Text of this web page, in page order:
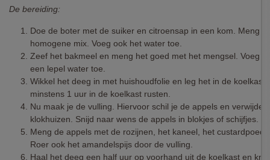
De bereiding:
Doe de boter met de suiker en citroensap in een kom. Meng
homogene mix. Voeg ook het water toe.
Zeef het bakmeel en meng het goed met het mengsel. Voeg
een lepel water toe.
Wikkel het deeg in met huishoudfolie en leg het in de
minstens 1 uur in de koelkast rusten.
Nu maak je de vulling. Hiervoor schil je de appels en verwijder
klokhuizen. Snijd naar wens de appels in blokjes of schijfjes.
Meng de appels met de rozijnen, het kaneel, het
Roer ook het amandelspijs door de vulling.
Haal het deeg een half uur op voorhand uit de koelkast en